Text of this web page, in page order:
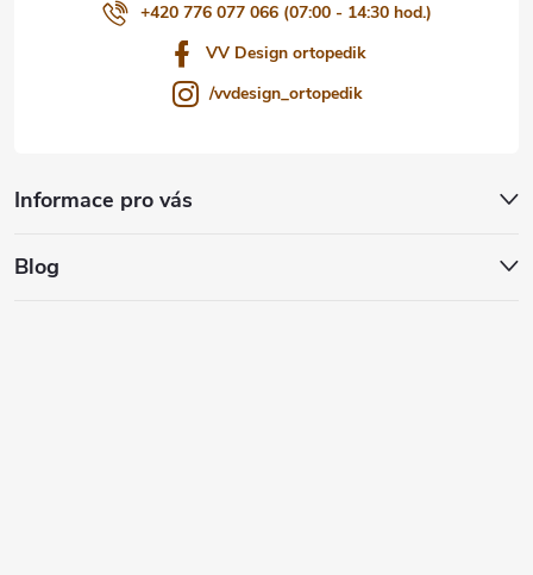
+420 776 077 066 (07:00 - 14:30 hod.)
VV Design ortopedik
/vvdesign_ortopedik
Informace pro vás
Blog